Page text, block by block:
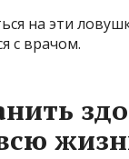
на эти
с врачом.